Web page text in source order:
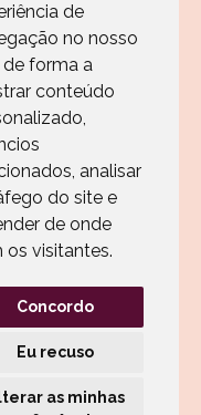
de
no nosso
de forma a
conteúdo
analisar
do site e
de onde
os visitantes.
Concordo
Eu recuso
as minhas
nacional)
às 20h
13h